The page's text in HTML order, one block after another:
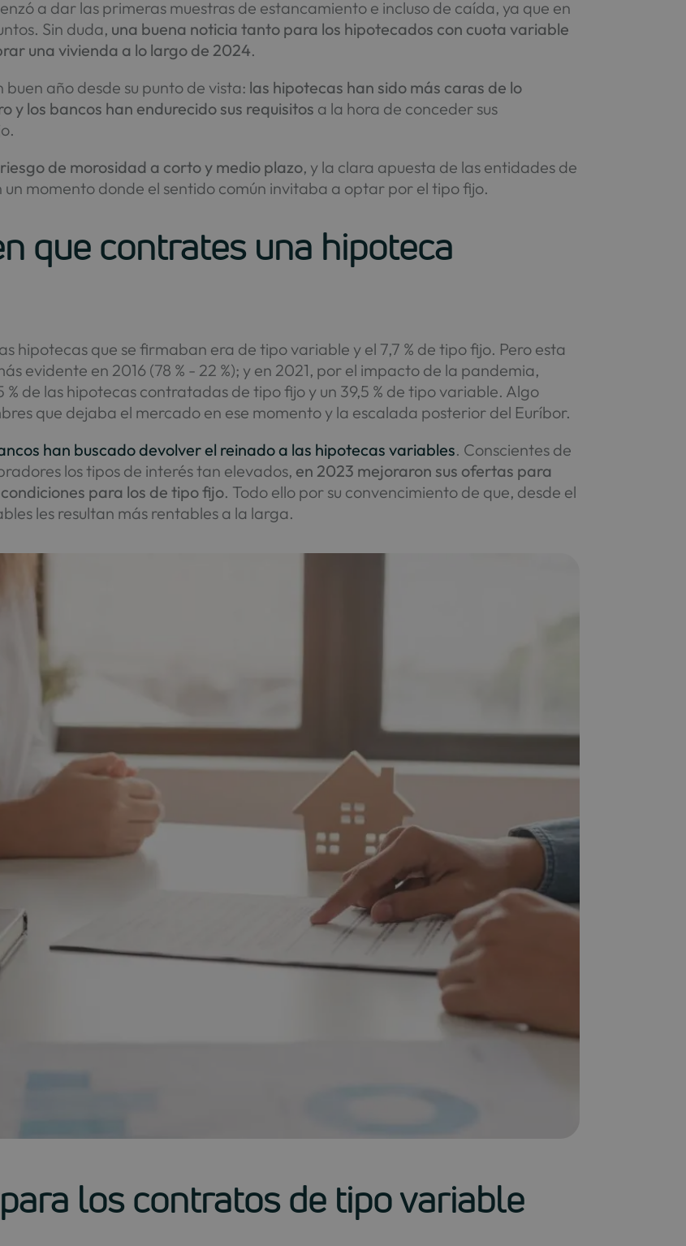
a dar las primeras muestras de estancamiento e incluso de caída, ya que en
Sin duda, una buena noticia tanto para los hipotecados con cuota variable
una vivienda a lo largo de 2024.
año desde su punto de vista: las hipotecas han sido más caras de lo
los bancos han endurecido sus requisitos a la hora de conceder sus
de morosidad a corto y medio plazo, y la clara apuesta de las entidades de
momento donde el sentido común invitaba a optar por el tipo fijo.
que contrates una hipoteca
hipotecas que se firmaban era de tipo variable y el 7,7 % de tipo fijo. Pero esta
evidente en 2016 (78 % - 22 %); y en 2021, por el impacto de la pandemia,
de las hipotecas contratadas de tipo fijo y un 39,5 % de tipo variable. Algo
que dejaba el mercado en ese momento y la escalada posterior del Euríbor.
han buscado devolver el reinado a las hipotecas variables. Conscientes de
los tipos de interés tan elevados, en 2023 mejoraron sus ofertas para
para los de tipo fijo. Todo ello por su convencimiento de que, desde el
les resultan más rentables a la larga.
los contratos de tipo variable